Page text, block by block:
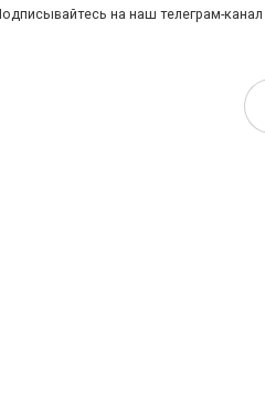
на наш телеграм-канал